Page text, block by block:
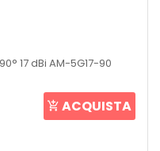
17 dBi AM-5G17-90
ACQUISTA